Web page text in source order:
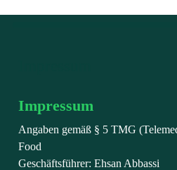
Impressum
Angaben gemäß § 5 TMG
Food
Geschäftsführer: Ehsan Abbassi